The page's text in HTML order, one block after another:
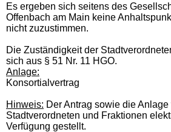
Es ergeben sich seitens des
Offenbach am Main keine
nicht zuzustimmen.
Die Zuständigkeit der
sich aus § 51 Nr. 11 HGO.
Anlage:
Konsortialvertrag
Hinweis: Der Antrag sowie die
Stadtverordneten und Fraktionen
Verfügung gestellt.